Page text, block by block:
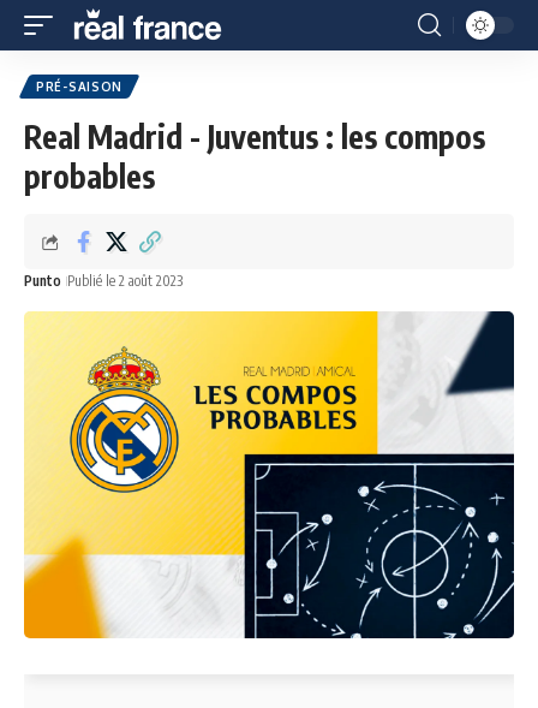
PRÉ-SAISON
Real Madrid - Juventus : les compos
probables
Punto Publié le 2 août 2023